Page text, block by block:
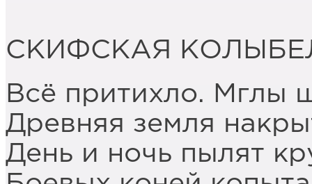
СКИФСКАЯ
Всё притихло. Мглы
Древняя земля
День и ночь пылят